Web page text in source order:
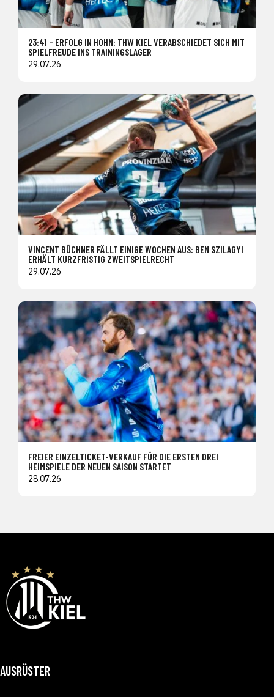
23:41 – ERFOLG IN HOHN: THW KIEL VERABSCHIEDET SICH MIT
SPIELFREUDE INS TRAININGSLAGER
29.07.26
VINCENT BÜCHNER FÄLLT EINIGE WOCHEN AUS: BEN SZILAGYI
ERHÄLT KURZFRISTIG ZWEITSPIELRECHT
29.07.26
FREIER EINZELTICKET-VERKAUF FÜR DIE ERSTEN DREI
HEIMSPIELE DER NEUEN SAISON STARTET
28.07.26
AUSRÜSTER